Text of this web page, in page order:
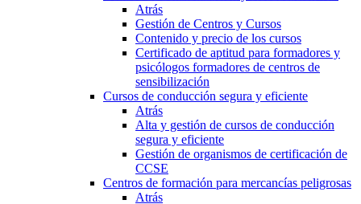
Atrás
Gestión de Centros y Cursos
Contenido y precio de los cursos
Certificado de aptitud para formadores y
psicólogos formadores de centros de
sensibilización
Cursos de conducción segura y eficiente
Atrás
Alta y gestión de cursos de conducción
segura y eficiente
Gestión de organismos de certificación de
CCSE
Centros de formación para mercancías peligrosas
Atrás